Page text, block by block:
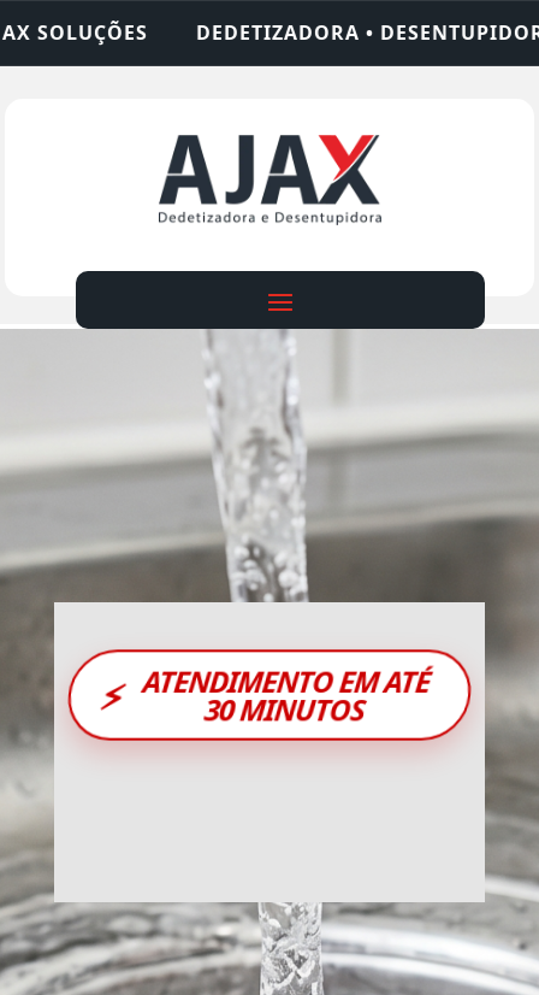
• DESENTUPIDORA • LIMPEZA DE FOSSA •
⚡ ATENDIMENTO EM ATÉ
30 MINUTOS